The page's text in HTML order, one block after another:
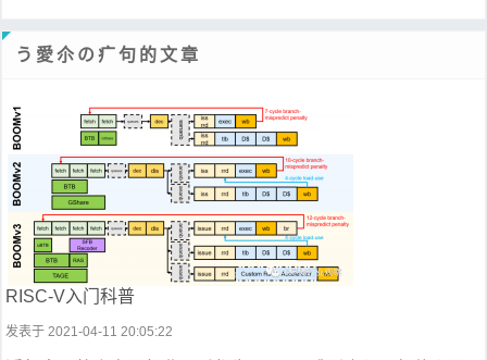
う愛尒の疒句的文章
RISC-V入门科普
发表于 2021-04-11 20:05:22